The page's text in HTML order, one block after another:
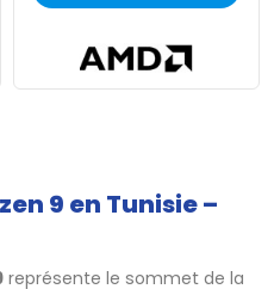
9 en Tunisie –
représente le sommet de la